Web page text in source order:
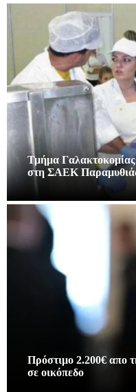
Τμήμα Γαλακτοκομίας
στη ΣΑΕΚ
Πρόστιμο 2.200€ απο
σε οικόπεδο